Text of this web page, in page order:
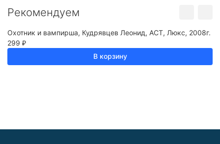
Рекомендуем
Охотник и вампирша, Кудрявцев Леонид, АСТ, Люкс, 2008г.
299 ₽
В корзину